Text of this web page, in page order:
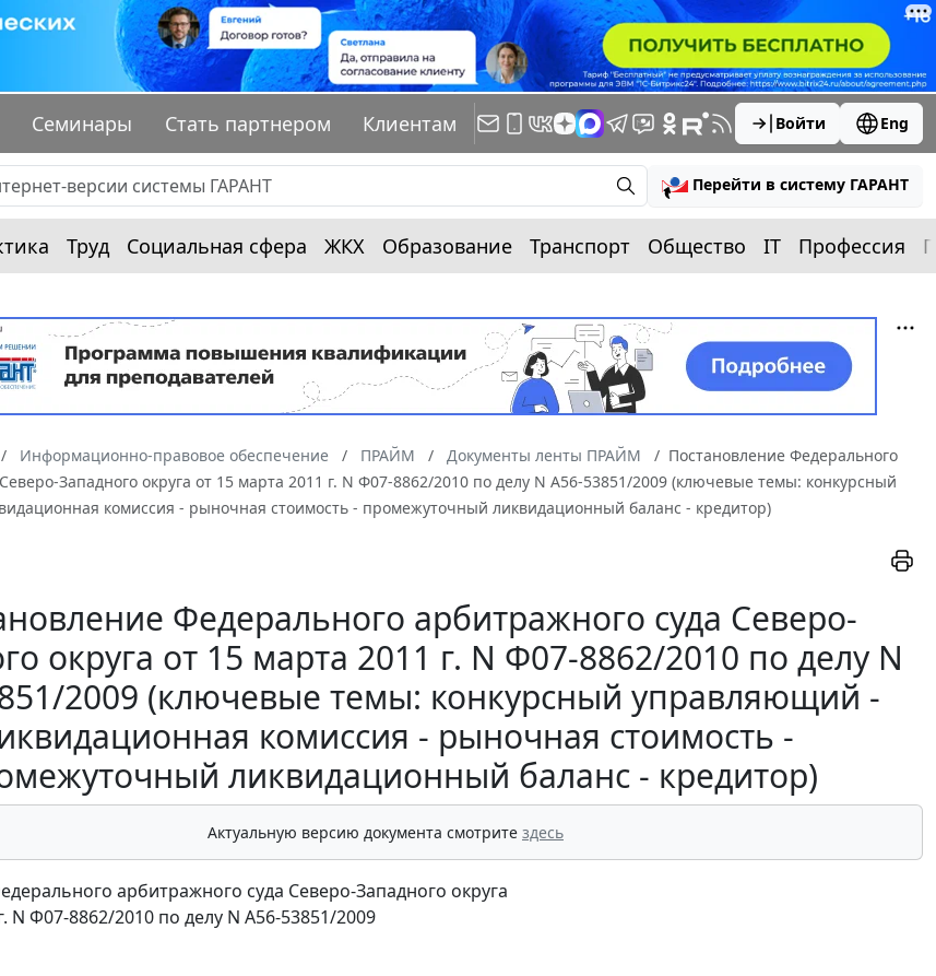
Семинары Стать партнером Клиентам Войти Eng
Перейти в систему ГАРАНТ
Труд Социальная сфера ЖКХ Образование Транспорт Общество IT Профессия
Информационно-правовое обеспечение ПРАЙМ Документы ленты ПРАЙМ
Постановление Федерального
Западного округа от 15 марта 2011 г. N Ф07-8862/2010 по делу N А56-53851/2009 (ключевые темы: конкурсный
комиссия - рыночная стоимость - промежуточный ликвидационный баланс - кредитор)
Федерального арбитражного суда Северо-
округа от 15 марта 2011 г. N Ф07-8862/2010 по делу N
2009 (ключевые темы: конкурсный управляющий -
комиссия - рыночная стоимость -
ликвидационный баланс - кредитор)
Актуальную версию документа смотрите здесь
арбитражного суда Северо-Западного округа
N Ф07-8862/2010 по делу N А56-53851/2009